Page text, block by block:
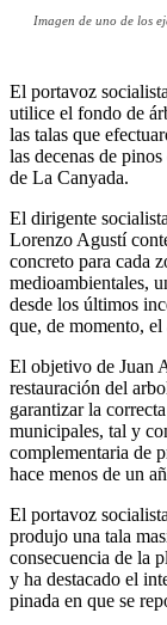
Imagen de uno de los
El portavoz
utilice el fondo de
las talas que
las decenas de
de La Canyada.
El dirigente
Lorenzo Agustí
concreto para cada
medioambientales,
desde los últimos
que, de momento,
El objetivo de Juan
restauración del
garantizar la
municipales, tal y
complementaria de
hace menos de un
El portavoz
produjo una tala
consecuencia de la
y ha destacado el
pinada en que se